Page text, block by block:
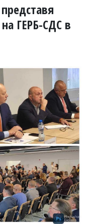
ГЕРБ-СДС в